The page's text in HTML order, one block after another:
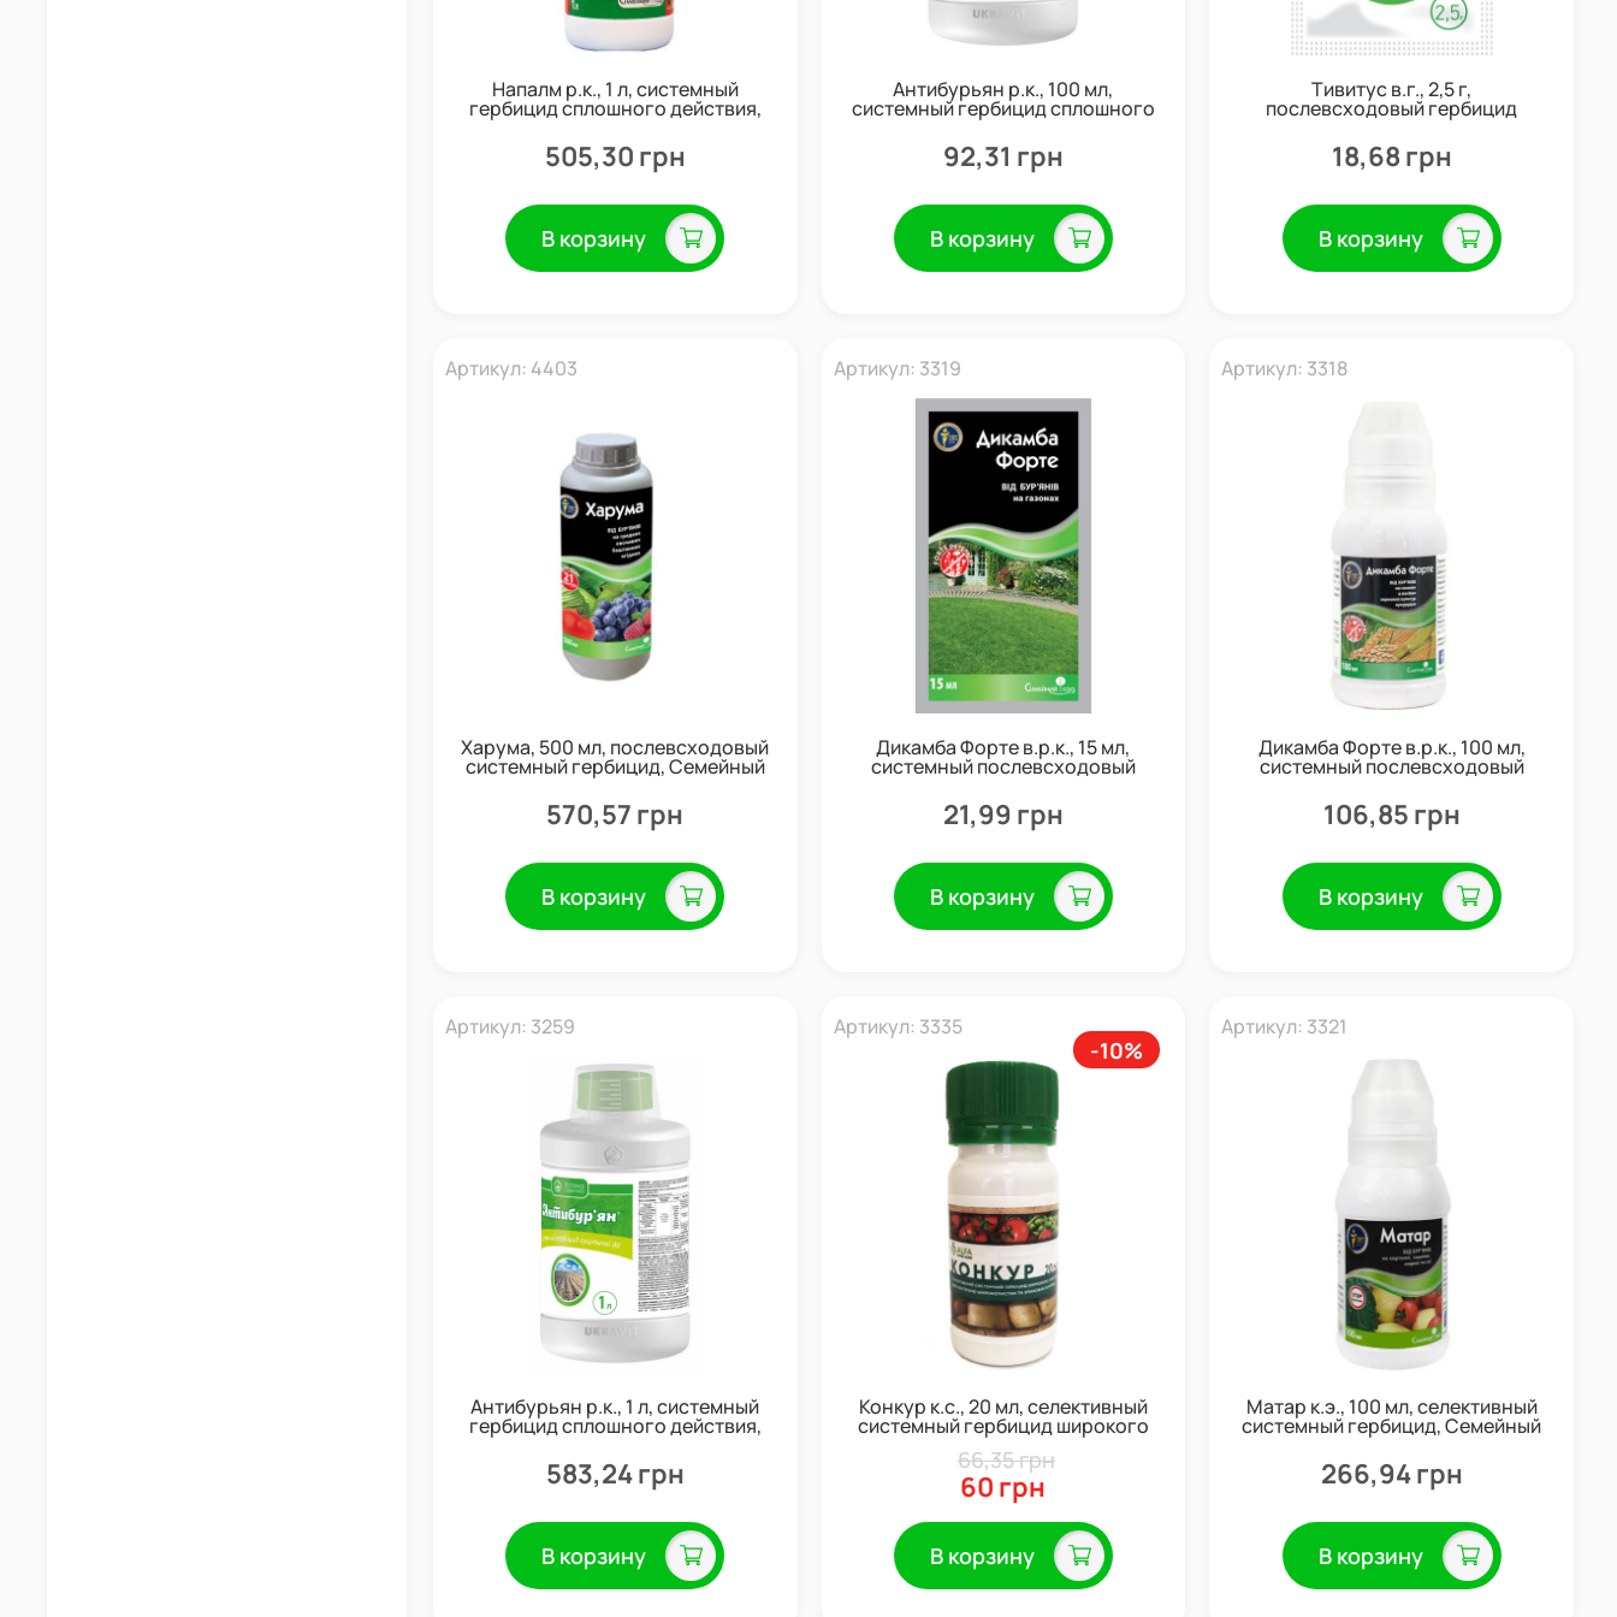
Напалм р.к., 1 л, системный
гербицид сплошного действия,
Семейный сад
505,30 грн
В корзину
Антибурьян р.к., 100 мл,
системный гербицид сплошного
действия, Укравит
92,31 грн
В корзину
Тивитус в.г., 2,5 г,
послевсходовый гербицид
системного действия, Укравит
18,68 грн
В корзину
Артикул: 4403
Харума, 500 мл, послевсходовый
системный гербицид, Семейный
570,57 грн
В корзину
Артикул: 3319
Дикамба Форте в.р.к., 15 мл,
системный послевсходовый
Семейный сад
21,99 грн
В корзину
Артикул: 3318
Дикамба Форте в.р.к., 100 мл,
системный послевсходовый
Семейный сад
106,85 грн
В корзину
Артикул: 3259
Антибурьян р.к., 1 л, системный
гербицид сплошного действия,
583,24 грн
В корзину
Артикул: 3335
-10%
Конкур к.с., 20 мл, селективный
системный гербицид широкого
спектра действия, Alfa Smart Agro
60 грн
66,35 грн
В корзину
Артикул: 3321
Матар к.э., 100 мл, селективный
системный гербицид, Семейный
266,94 грн
В корзину